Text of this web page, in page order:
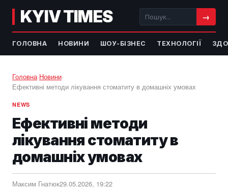
KYIV TIMES →
ГОЛОВНА НОВИНИ ШОУ-БІЗНЕС ТЕХНОЛОГІЇ
Головна›Новини›
Ефективні методи лікування стоматиту в домашніх умовах
NEWS
Ефективні методи
лікування стоматиту в
домашніх умовах
Максим Гнатюк29.05.2026, 19:22